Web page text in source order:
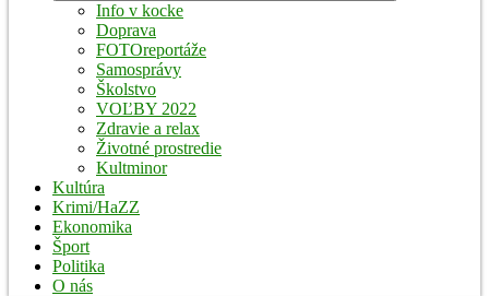
Info v kocke
Doprava
FOTOreportáže
Samosprávy
Školstvo
VOĽBY 2022
Zdravie a relax
Životné prostredie
Kultminor
Kultúra
Krimi/HaZZ
Ekonomika
Šport
Politika
O nás